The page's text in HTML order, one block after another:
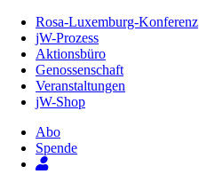
Inhalt
Seite
Rosa-Luxemburg-Konferenz
jW-Prozess
Aktionsbüro
Genossenschaft
Veranstaltungen
jW-Shop
Abo
Spende